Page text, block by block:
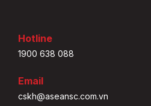
Hotline
1900 638 088
Email
cskh@aseansc.com.vn